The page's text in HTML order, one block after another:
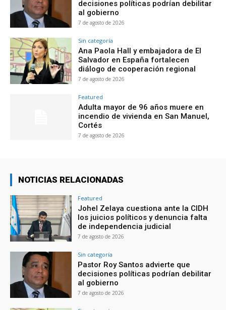
decisiones políticas podrían debilitar
al gobierno
7 de agosto de 2026
Sin categoría
Ana Paola Hall y embajadora de El
Salvador en España fortalecen
diálogo de cooperación regional
7 de agosto de 2026
Featured
Adulta mayor de 96 años muere en
incendio de vivienda en San Manuel,
Cortés
7 de agosto de 2026
NOTICIAS RELACIONADAS
Featured
Johel Zelaya cuestiona ante la CIDH
los juicios políticos y denuncia falta
de independencia judicial
7 de agosto de 2026
Sin categoría
Pastor Roy Santos advierte que
decisiones políticas podrían debilitar
al gobierno
7 de agosto de 2026